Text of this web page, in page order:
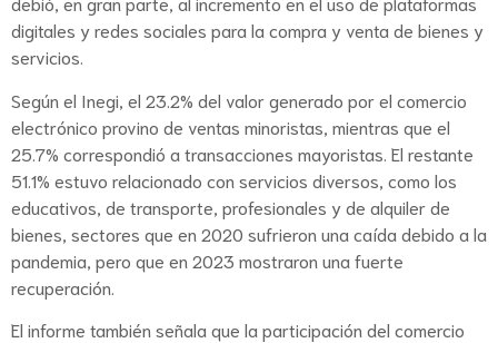
digitales y redes sociales para la compra y venta de bienes y
servicios.
Según el Inegi, el 23.2% del valor generado por el comercio
electrónico provino de ventas minoristas, mientras que el
25.7% correspondió a transacciones mayoristas. El restante
51.1% estuvo relacionado con servicios diversos, como los
educativos, de transporte, profesionales y de alquiler de
bienes, sectores que en 2020 sufrieron una caída debido a la
pandemia, pero que en 2023 mostraron una fuerte
recuperación.
El informe también señala que la participación del comercio